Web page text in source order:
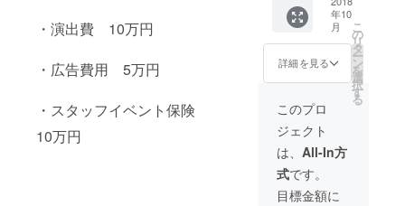
・演出費 10万円
・広告費用 5万円
・スタッフイベント保険
10万円
めこち
ら側が
指定す
る最前
列にて
当イベ
ントに
参加で
きま
す。
年10
月
詳細を見る
こ
の
リ
タ
ー
ン
を
選
択
す
る
このプロ
ジェクト
は、 All-In方
式です。
目標金額に